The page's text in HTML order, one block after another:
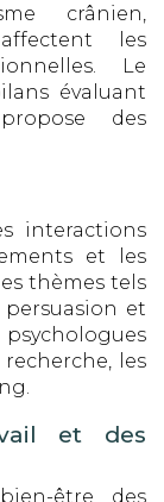
crânien,
les
Le
évaluant
des
interactions
et les
thèmes tels
et
les
et des
être des